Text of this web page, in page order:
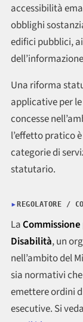
accessibilità
obblighi
edifici pubblici,
Una riforma
applicative per
concesse
l’effetto pratico
categorie di
statutario.
REGOLATORE /
La
Disabilità, un
nell’ambito del
sia normativi
emettere ordini
esecutive. Si veda